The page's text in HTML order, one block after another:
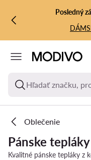
PREJSŤ NA HLAVNÝ
PREJSŤ NA Posledný
Hľadať značku,
Oblečenie
Pánske
Kvalitné pánske tepláky z